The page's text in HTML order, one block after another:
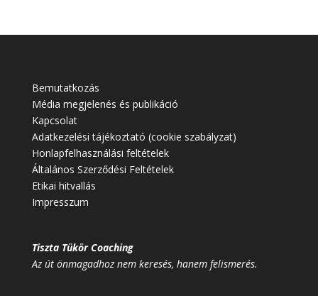
Bemutatkozás
Média megjelenés és publikáció
Kapcsolat
Adatkezelési tájékoztató (cookie szabályzat)
Honlapfelhasználási feltételek
Általános Szerződési Feltételek
Etikai hitvallás
Impresszum
Tiszta Tükör Coaching
Az út önmagadhoz nem keresés, hanem felismerés.